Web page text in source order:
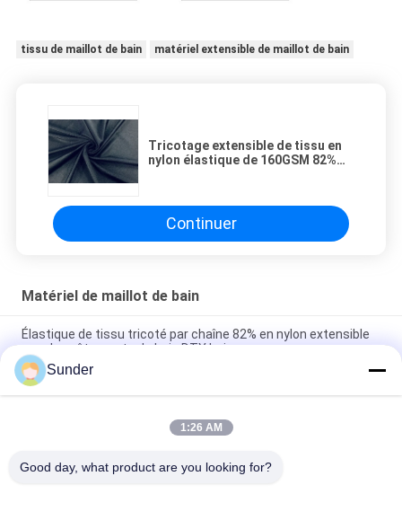
tissu de maillot de bain matériel extensible de maillot de bain
Tricotage extensible de tissu en
nylon élastique de 160GSM 82%
Continuer
Matériel de maillot de bain
Élastique de tissu tricoté par chaîne 82% en nylon extensible
pour les vêtements de bain DTY beige
Matériel de robe de polyester de 85% pour le bleu de Tiffany
de vêtements de bain de costume de natation
d'or noble de Knit en nylon du tissu 90% de costume de
Sunder
1:26 AM
Good day, what product are you looking for?